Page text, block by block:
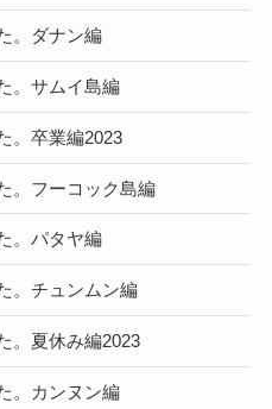
。ダナン編
。サムイ島編
。卒業編2023
。フーコック島編
。パタヤ編
。チュンムン編
。夏休み編2023
。カンヌン編